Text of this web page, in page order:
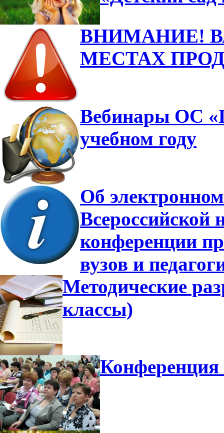
ВНИМАНИЕ!
МЕСТАХ
Вебинары ОС
учебном году
Об
Всероссийской
конференции
вузов и
Методические
классы)
Конференция